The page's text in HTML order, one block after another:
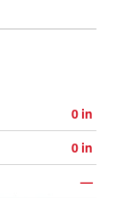
0 in
0 in
—